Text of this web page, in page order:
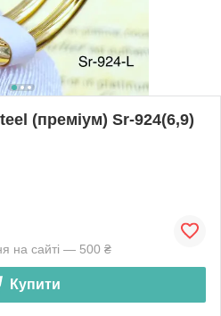
(преміум) Sr-924(6,9)
на сайті — 500 ₴
Купити